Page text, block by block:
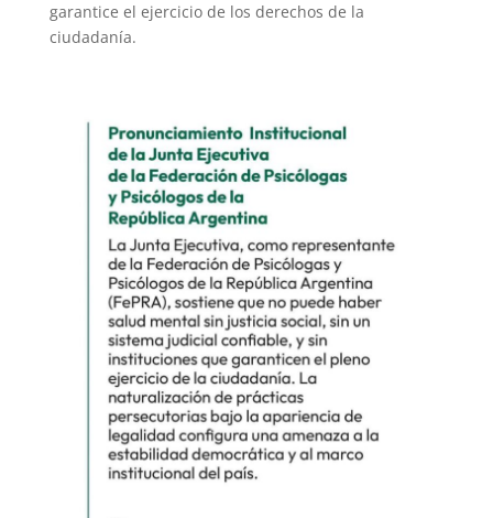
garantice el ejercicio de los derechos de la
ciudadanía.